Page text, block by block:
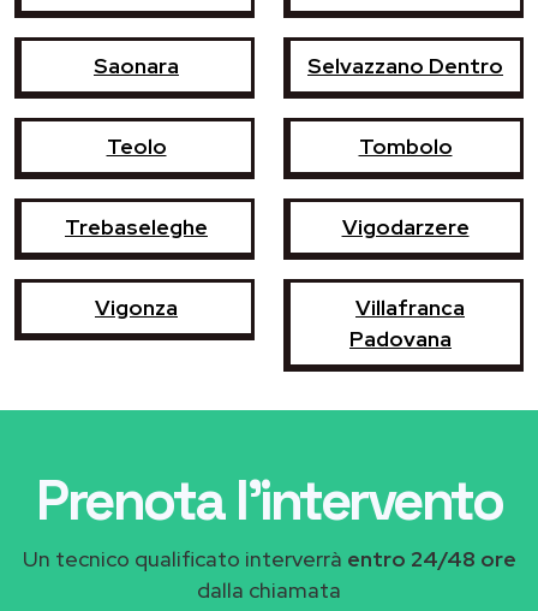
Saonara Selvazzano Dentro
Teolo Tombolo
Trebaseleghe Vigodarzere
Vigonza
Villafranca
Padovana
Prenota l'intervento
Un tecnico qualificato interverrà entro 24/48 ore
dalla chiamata